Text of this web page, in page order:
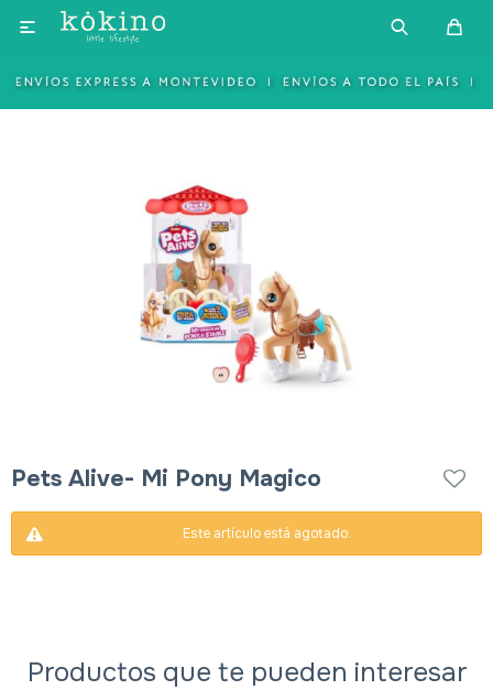

Pets Alive- Mi Pony Magico
Este artículo está agotado.
Productos que te pueden interesar